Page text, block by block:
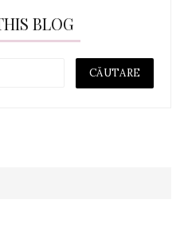
BLOG